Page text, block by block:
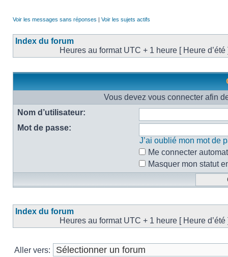
Voir les messages sans réponses | Voir les sujets actifs
Index du forum
Heures au format UTC + 1 heure [ Heure d’été
Vous devez vous connecter afin
Nom d’utilisateur:
Mot de passe:
J’ai oublié mon mot de
Me connecter
Masquer mon statut
Index du forum
Heures au format UTC + 1 heure [ Heure d’été
Aller vers: